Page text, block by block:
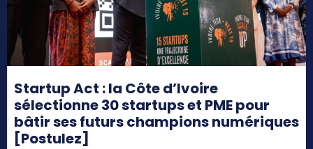
Startup Act : la Côte d’Ivoire
sélectionne 30 startups et PME pour
bâtir ses futurs champions numériques
[Postulez]